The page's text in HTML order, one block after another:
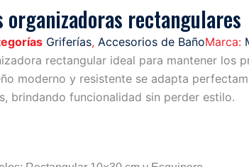
organizadoras rectangulares
Griferías,Accesorios de BañoMarca:
rectangular ideal para mantener los
moderno y resistente se adapta
brindando funcionalidad sin perder estilo.